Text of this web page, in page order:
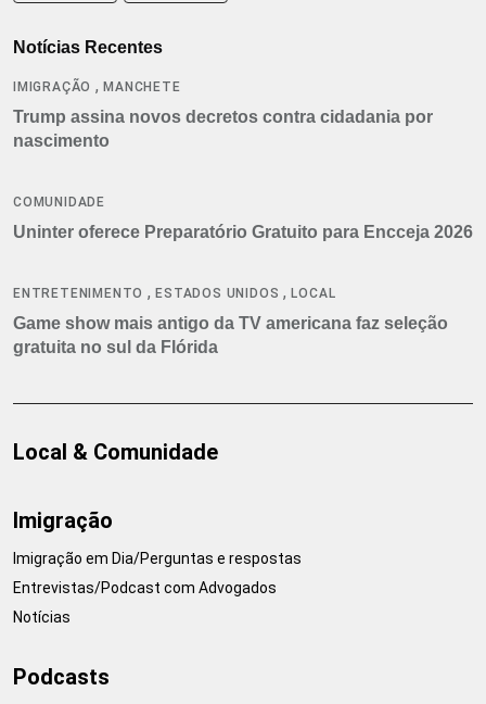
Notícias Recentes
IMIGRAÇÃO ,MANCHETE
Trump assina novos decretos contra cidadania por
nascimento
COMUNIDADE
Uninter oferece Preparatório Gratuito para Encceja 2026
ENTRETENIMENTO ,ESTADOS UNIDOS ,LOCAL
Game show mais antigo da TV americana faz seleção
gratuita no sul da Flórida
Local & Comunidade
Imigração
Imigração em Dia/Perguntas e respostas
Entrevistas/Podcast com Advogados
Notícias
Podcasts